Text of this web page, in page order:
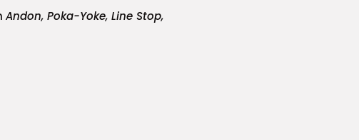
Andon, Poka-Yoke, Line Stop,